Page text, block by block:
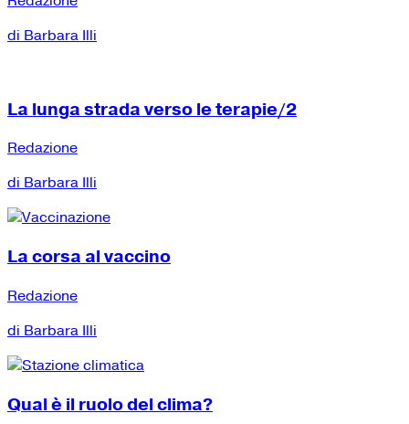
di Barbara Illi
La lunga strada verso le terapie/2
Redazione
di Barbara Illi
La corsa al vaccino
Redazione
di Barbara Illi
Qual è il ruolo del clima?